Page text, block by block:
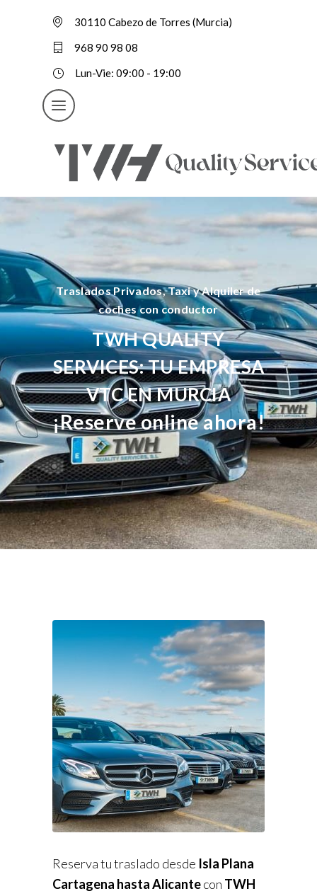
30110 Cabezo de Torres (Murcia)
968 90 98 08
Lun-Vie: 09:00 - 19:00
Traslados Privados, Taxi y Alquiler de
coches con conductor
TWH QUALITY
SERVICES: TU EMPRESA
VTC EN MURCIA
¡Reserve online ahora!
Reserva tu traslado desde Isla Plana
Cartagena hasta Alicantecon TWH